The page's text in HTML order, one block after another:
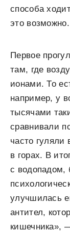
способа
это возможно.
Первое
там, где
ионами. То
например, у
тысячами
сравнивали
часто
в горах. В
с водопадом,
улучшилась
антител,
кишечника»,